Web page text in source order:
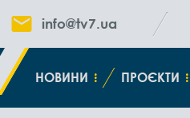
info@tv7.ua
НОВИНИ ПРОЄКТИ